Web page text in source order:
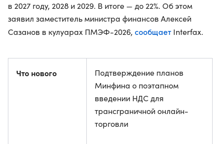
в 2027 году, 2028 и 2029. В итоге — до 22%. Об этом
заявил заместитель министра финансов Алексей
Сазанов в кулуарах ПМЭФ-2026, сообщает Interfax.
Что нового
Подтверждение планов
Минфина о поэтапном
введении НДС для
трансграничной онлайн-
торговли